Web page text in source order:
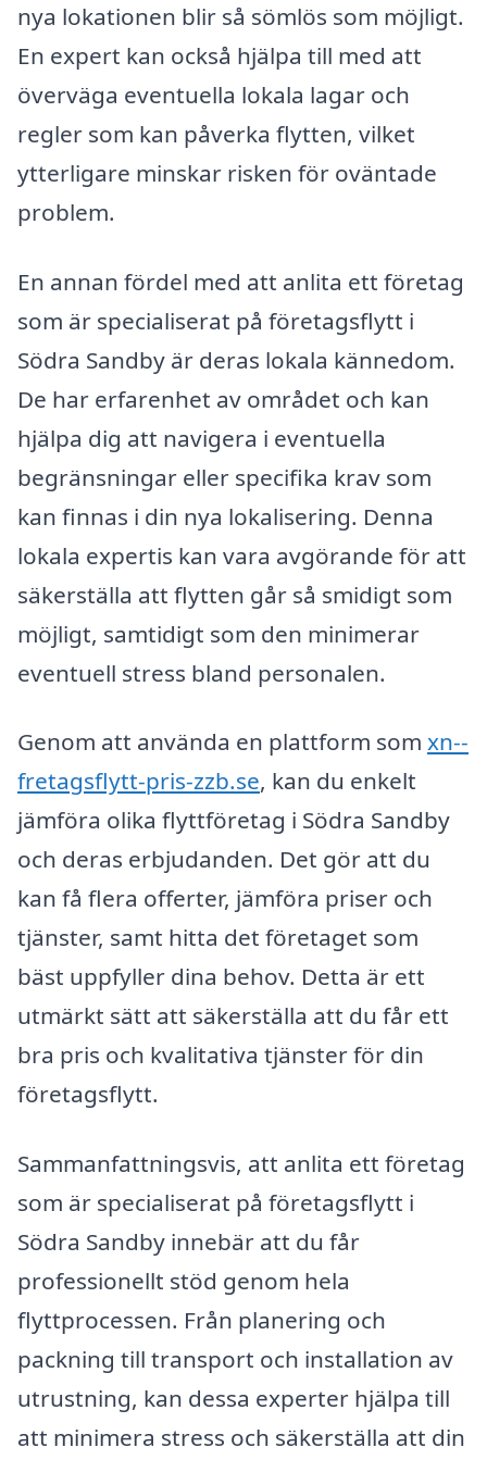
nya lokationen blir så sömlös som möjligt.
En expert kan också hjälpa till med att
överväga eventuella lokala lagar och
regler som kan påverka flytten, vilket
ytterligare minskar risken för oväntade
problem.
En annan fördel med att anlita ett företag
som är specialiserat på företagsflytt i
Södra Sandby är deras lokala kännedom.
De har erfarenhet av området och kan
hjälpa dig att navigera i eventuella
begränsningar eller specifika krav som
kan finnas i din nya lokalisering. Denna
lokala expertis kan vara avgörande för att
säkerställa att flytten går så smidigt som
möjligt, samtidigt som den minimerar
eventuell stress bland personalen.
Genom att använda en plattform som xn--
fretagsflytt-pris-zzb.se, kan du enkelt
jämföra olika flyttföretag i Södra Sandby
och deras erbjudanden. Det gör att du
kan få flera offerter, jämföra priser och
tjänster, samt hitta det företaget som
bäst uppfyller dina behov. Detta är ett
utmärkt sätt att säkerställa att du får ett
bra pris och kvalitativa tjänster för din
företagsflytt.
Sammanfattningsvis, att anlita ett företag
som är specialiserat på företagsflytt i
Södra Sandby innebär att du får
professionellt stöd genom hela
flyttprocessen. Från planering och
packning till transport och installation av
utrustning, kan dessa experter hjälpa till
att minimera stress och säkerställa att din